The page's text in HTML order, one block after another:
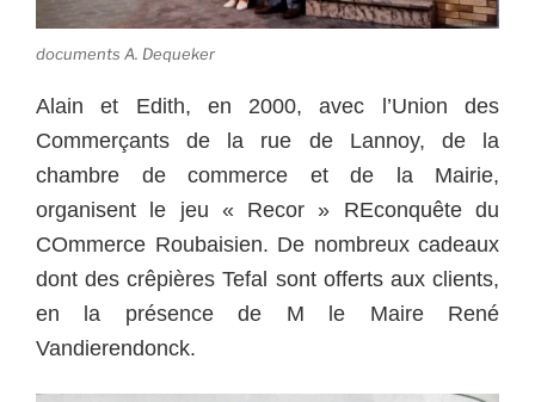
documents A. Dequeker
Alain et Edith, en 2000, avec l’Union des
Commerçants de la rue de Lannoy, de la
chambre de commerce et de la Mairie,
organisent le jeu « Recor » REconquête du
COmmerce Roubaisien. De nombreux cadeaux
dont des crêpières Tefal sont offerts aux clients,
en la présence de M le Maire René
Vandierendonck.